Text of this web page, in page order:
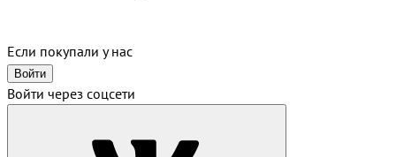
Если покупали у нас
Войти
Войти через соцсети